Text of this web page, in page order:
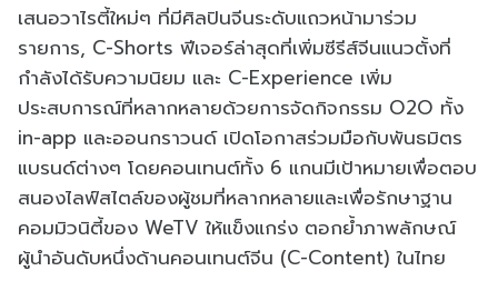
เสนอวาไรตี้ใหม่ๆ ที่มีศิลปินจีนระดับแถวหน้ามาร่วม
รายการ, C-Shorts ฟีเจอร์ล่าสุดที่เพิ่มซีรีส์จีนแนวตั้งที่
กำลังได้รับความนิยม และ C-Experience เพิ่ม
ประสบการณ์ที่หลากหลายด้วยการจัดกิจกรรม O2O ทั้ง
in-app และออนกราวนด์ เปิดโอกาสร่วมมือกับพันธมิตร
แบรนด์ต่างๆ โดยคอนเทนต์ทั้ง 6 แกนมีเป้าหมายเพื่อตอบ
สนองไลฟ์สไตล์ของผู้ชมที่หลากหลายและเพื่อรักษาฐาน
คอมมิวนิตี้ของ WeTV ให้แข็งแกร่ง ตอกย้ำภาพลักษณ์
ผู้นำอันดับหนึ่งด้านคอนเทนต์จีน (C-Content) ในไทย